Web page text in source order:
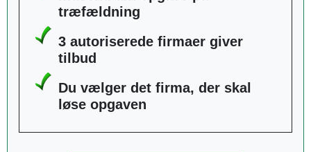
træfældning
3 autoriserede firmaer giver
tilbud
Du vælger det firma, der skal
løse opgaven